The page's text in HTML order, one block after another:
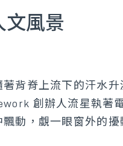
文風景
背脊上流下的汗水
創辦人流星執著
動，覷一眼窗外的